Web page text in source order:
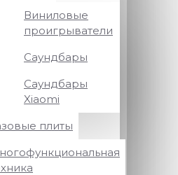
Виниловые
проигрыватели
Саундбары
Саундбары
Xiaomi
плиты